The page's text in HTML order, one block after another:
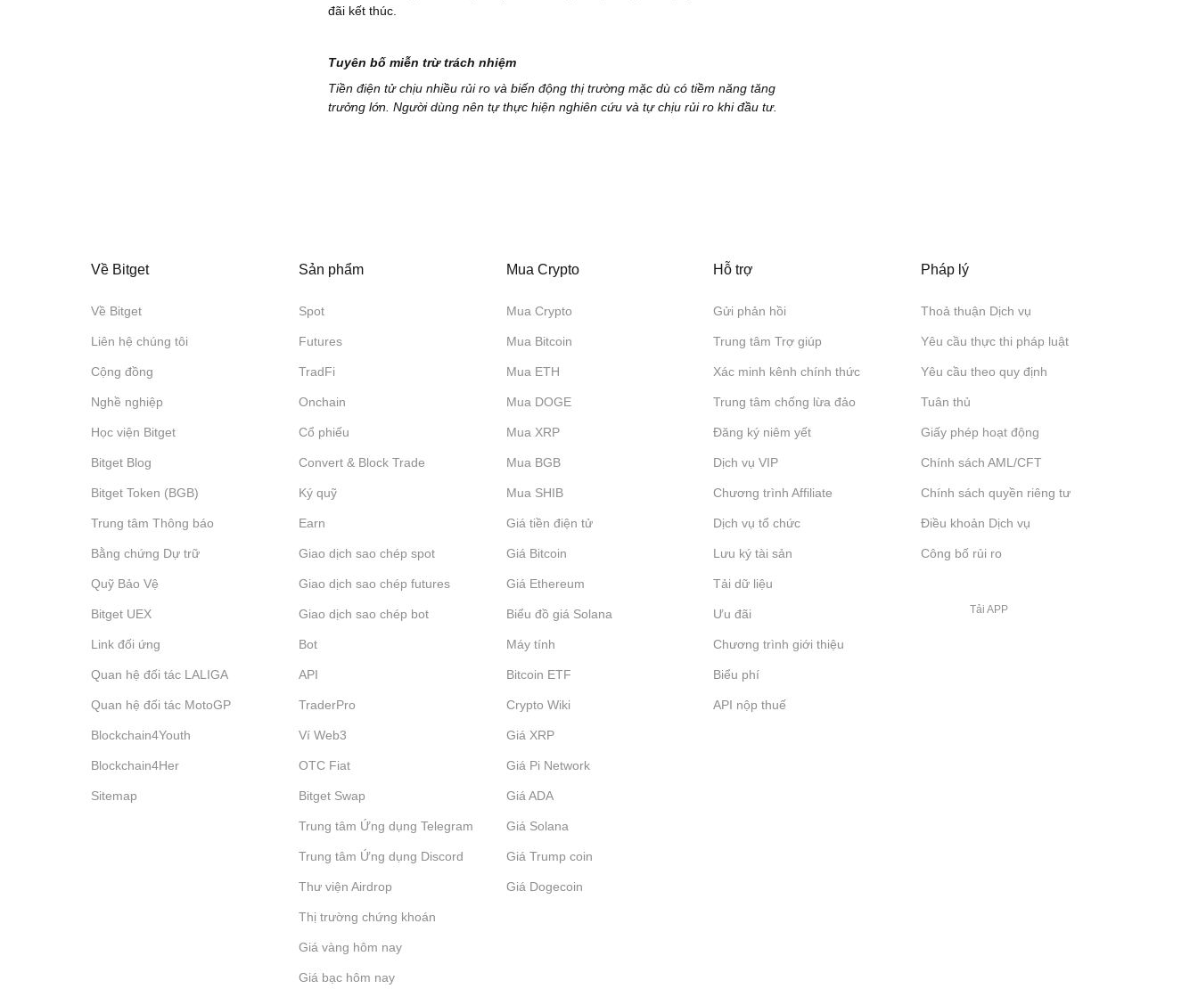
đãi kết thúc.
Tuyên bố miễn trừ trách nhiệm
Tiền điện tử chịu nhiều rủi ro và biến động thị trường mặc dù có tiềm năng tăng
trưởng lớn. Người dùng nên tự thực hiện nghiên cứu và tự chịu rủi ro khi đầu tư.
Về Bitget
Về Bitget
Liên hệ chúng tôi
Cộng đồng
Nghề nghiệp
Học viện Bitget
Bitget Blog
Bitget Token (BGB)
Trung tâm Thông báo
Bằng chứng Dự trữ
Quỹ Bảo Vệ
Bitget UEX
Link đối ứng
Quan hệ đối tác LALIGA
Quan hệ đối tác MotoGP
Blockchain4Youth
Blockchain4Her
Sitemap
Sản phẩm
Spot
Futures
TradFi
Onchain
Cổ phiếu
Convert & Block Trade
Ký quỹ
‌Earn
Giao dịch sao chép spot
Giao dịch sao chép futures
Giao dịch sao chép bot
Bot
API
TraderPro
Ví Web3
OTC Fiat
Bitget Swap
Trung tâm Ứng dụng Telegram
Trung tâm Ứng dụng Discord
Thư viện Airdrop
Thị trường chứng khoán
Giá vàng hôm nay
Giá bạc hôm nay
Mua Crypto
Mua Crypto
Mua Bitcoin
Mua ETH
Mua DOGE
Mua XRP
Mua BGB
Mua SHIB
Giá tiền điện tử
Giá Bitcoin
Giá Ethereum
Biểu đồ giá Solana
Máy tính
Bitcoin ETF
Crypto Wiki
Giá XRP
Giá Pi Network
Giá ADA
Giá Solana
Giá Trump coin
Giá Dogecoin
Hỗ trợ
Gửi phản hồi
Trung tâm Trợ giúp
Xác minh kênh chính thức
Trung tâm chống lừa đảo
Đăng ký niêm yết
Dịch vụ VIP
Chương trình Affiliate
Dịch vụ tổ chức
Lưu ký tài sản
Tải dữ liệu
Ưu đãi
Chương trình giới thiệu
Biểu phí
API nộp thuế
Pháp lý
Thoả thuận Dịch vụ
Yêu cầu thực thi pháp luật
Yêu cầu theo quy định
Tuân thủ
Giấy phép hoạt động
Chính sách AML/CFT
Chính sách quyền riêng tư
Điều khoản Dịch vụ
Công bố rủi ro
Tải APP